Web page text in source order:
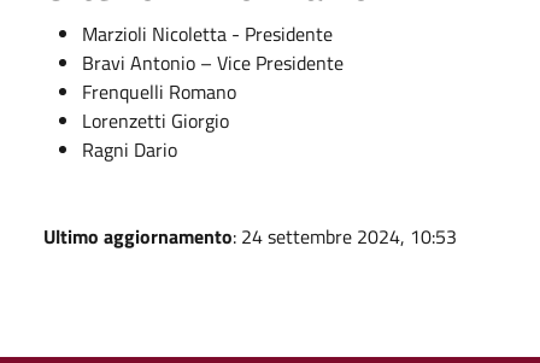
Marzioli Nicoletta - Presidente
Bravi Antonio – Vice Presidente
Frenquelli Romano
Lorenzetti Giorgio
Ragni Dario
Ultimo aggiornamento: 24 settembre 2024, 10:53